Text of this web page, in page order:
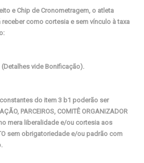
e Chip de Cronometragem, o atleta
como cortesia e sem vínculo à taxa
vide Bonificação).
do item 3 b1 poderão ser
PARCEIROS, COMITÊ ORGANIZADOR
mera liberalidade e/ou cortesia aos
sem obrigatoriedade e/ou padrão com